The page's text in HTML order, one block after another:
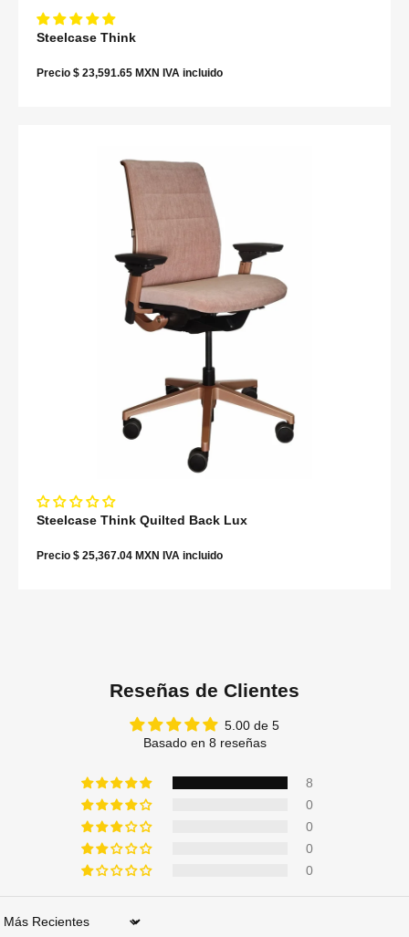
Steelcase Think
Precio $ 23,591.65 MXN IVA incluido
Steelcase Think Quilted Back Lux
Precio $ 25,367.04 MXN IVA incluido
Reseñas de Clientes
5.00 de 5
Basado en 8 reseñas
8
0
0
0
0
Sort by